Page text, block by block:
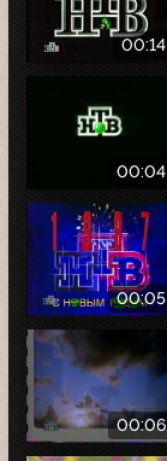
00:14
00:04
00:05
00:06